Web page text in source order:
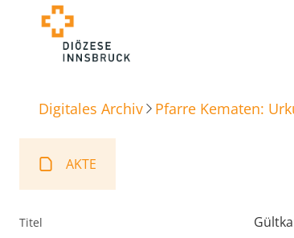
Digitales Archiv Pfarre Kematen:
AKTE
Titel